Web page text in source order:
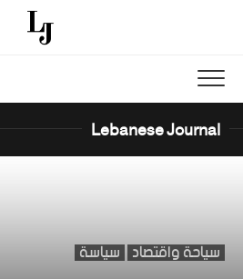
Lebanese Journal
سياحة واقتصاد سياسة